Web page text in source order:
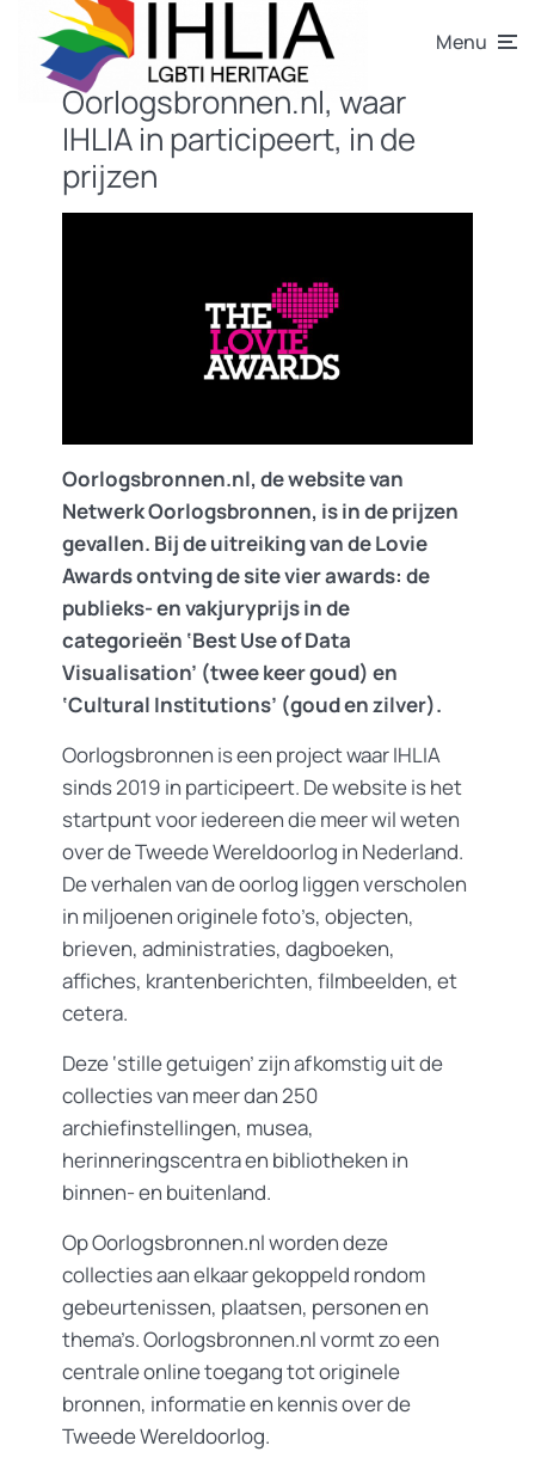
Menu
Oorlogsbronnen.nl, waar
IHLIA in participeert, in de
prijzen
Oorlogsbronnen.nl, de website van
Netwerk Oorlogsbronnen, is in de prijzen
gevallen. Bij de uitreiking van de Lovie
Awards ontving de site vier awards: de
publieks- en vakjuryprijs in de
categorieën ‘Best Use of Data
Visualisation’ (twee keer goud) en
‘Cultural Institutions’ (goud en zilver).
Oorlogsbronnen is een project waar IHLIA
sinds 2019 in participeert. De website is het
startpunt voor iedereen die meer wil weten
over de Tweede Wereldoorlog in Nederland.
De verhalen van de oorlog liggen verscholen
in miljoenen originele foto’s, objecten,
brieven, administraties, dagboeken,
affiches, krantenberichten, filmbeelden, et
cetera.
Deze ‘stille getuigen’ zijn afkomstig uit de
collecties van meer dan 250
archiefinstellingen, musea,
herinneringscentra en bibliotheken in
binnen- en buitenland.
Op Oorlogsbronnen.nl worden deze
collecties aan elkaar gekoppeld rondom
gebeurtenissen, plaatsen, personen en
thema’s. Oorlogsbronnen.nl vormt zo een
centrale online toegang tot originele
bronnen, informatie en kennis over de
Tweede Wereldoorlog.